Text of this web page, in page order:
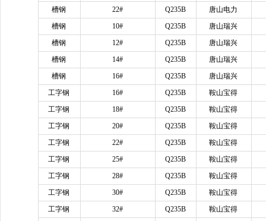
槽钢
22# Q235B
唐山电力
槽钢
10# Q235B
唐山瑞兴
槽钢
12# Q235B
唐山瑞兴
槽钢
14# Q235B
唐山瑞兴
槽钢
16# Q235B
唐山瑞兴
工字钢
16# Q235B
鞍山宝得
工字钢
18# Q235B
鞍山宝得
工字钢
20# Q235B
鞍山宝得
工字钢
22# Q235B
鞍山宝得
工字钢
25# Q235B
鞍山宝得
工字钢
28# Q235B
鞍山宝得
工字钢
30# Q235B
鞍山宝得
工字钢
32# Q235B
鞍山宝得